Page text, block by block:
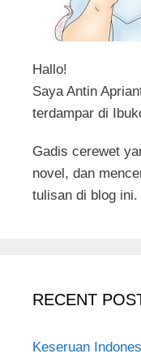
Hallo!
Saya Antin
terdampar di
Gadis cerewet
novel, dan
tulisan di blog ini.
RECENT
Keseruan